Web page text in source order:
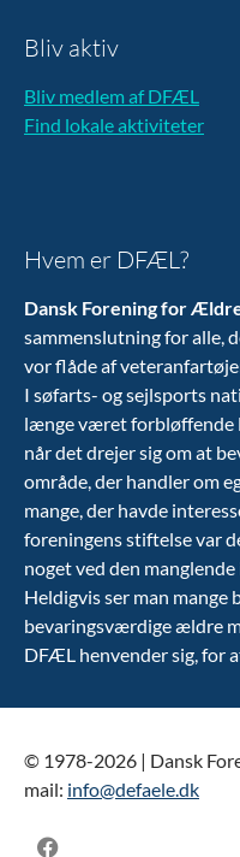
Bliv aktiv
Bliv medlem af DFÆL
Find lokale aktiviteter
Hvem er DFÆL?
Dansk Forening for
sammenslutning for alle,
vor flåde af
I søfarts- og sejlsports
længe været forbløffende
når det drejer sig om at
område, der handler om
mange, der havde
foreningens stiftelse var
noget ved den manglende
Heldigvis ser man
bevaringsværdige ældre
DFÆL henvender sig, for
© 1978-2026 | Dansk
mail: info@defaele.dk